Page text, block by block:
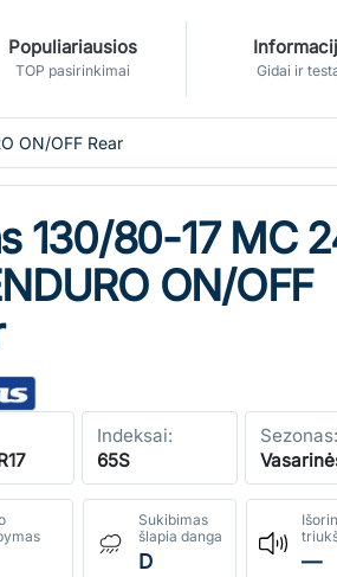
Populiariausios
TOP pasirinkimai Gidai ir
ON/OFF Rear
130/80-17 MC
ON/OFF
Indeksai:
65S
Sezonas:
Sukibimas
šlapia danga
D
—